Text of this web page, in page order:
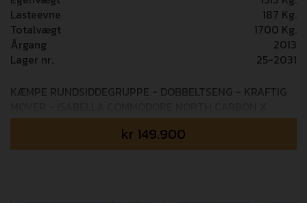
Lasteevne
187 Kg.
Totalvægt
1700 Kg.
Årgang
2013
Lager nr.
25-2031
KÆMPE RUNDSIDDEGRUPPE - DOBBELTSENG - KRAFTIG
Mulighed for tilkøb af 24 mdr GOSafe garanti - 6.995,-
Mulighed for tilkøb af 36 mdr GOSafe garanti - 8.995,-
Premium er Hobby's topmodel og det kan virkeligt ses!
kr 149.900